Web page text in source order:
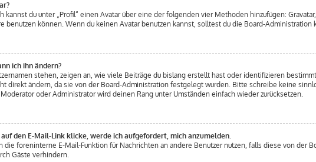
kannst du unter „Profil“ einen Avatar über eine der folgenden vier Methoden hinzufügen:
benutzen können. Wenn du keinen Avatar benutzen kannst, solltest du die Board-Administration
ich ihn ändern?
stehen, zeigen an, wie viele Beiträge du bislang erstellt hast oder identifizieren
direkt ändern, da sie von der Board-Administration festgelegt wurden. Bitte schreibe keine
oder Administrator wird deinen Rang unter Umständen einfach wieder zurücksetzen.
den E-Mail-Link klicke, werde ich aufgefordert, mich anzumelden.
die foreninterne E-Mail-Funktion für Nachrichten an andere Benutzer nutzen, falls diese von der
Gäste verhindern.